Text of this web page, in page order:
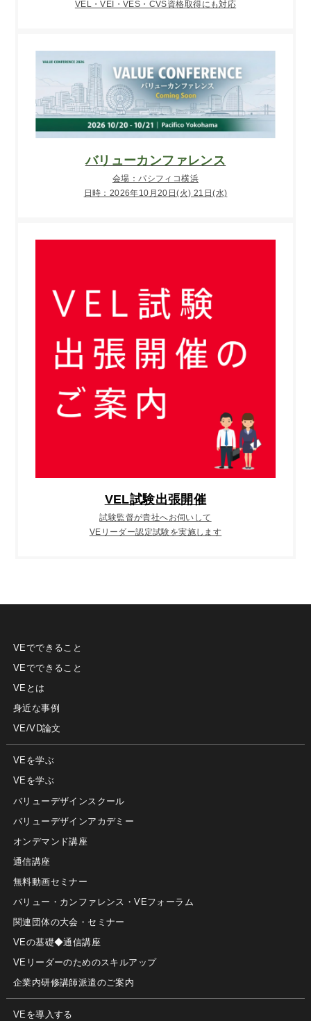
VEL・VEI・VES・CVS資格取得にも対応
バリューカンファレンス
会場：パシフィコ横浜
日時：2026年10月20日(火) 21日(水)
VEL試験出張開催
試験監督が貴社へお伺いして
VEリーダー認定試験を実施します
VEでできること
VEでできること
VEとは
身近な事例
VE/VD論文
VEを学ぶ
VEを学ぶ
バリューデザインスクール
バリューデザインアカデミー
オンデマンド講座
通信講座
無料動画セミナー
バリュー・カンファレンス・VEフォーラム
関連団体の大会・セミナー
VEの基礎◆通信講座
VEリーダーのためのスキルアップ
企業内研修講師派遣のご案内
VEを導入する